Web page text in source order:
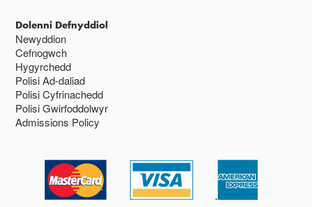
Dolenni Defnyddiol
Newyddion
Cefnogwch
Hygyrchedd
Polisi Ad-daliad
Polisi Cyfrinachedd
Polisi Gwirfoddolwyr
Admissions Policy